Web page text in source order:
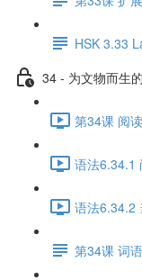
HSK 3.33
34 - 为文物而生
第34课 阅
语法6.34.1
语法6.34.2
第34课 词